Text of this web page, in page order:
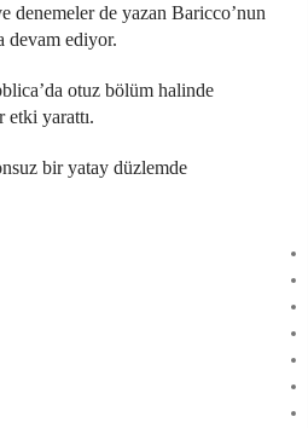
denemeler de yazan Baricco’nun
devam ediyor.
otuz bölüm halinde
etki yarattı.
bir yatay düzlemde